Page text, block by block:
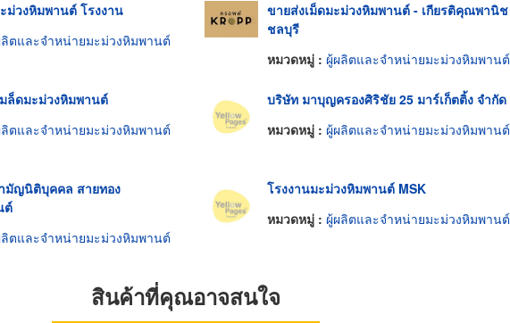
ม่วงหิมพานต์ โรงงาน
ตและจำหน่ายมะม่วงหิมพานต์
ขายส่งเม็ดมะม่วงหิมพานต์ - เกียรติคุณพานิช
ชลบุรี
หมวดหมู่ : ผู้ผลิตและจำหน่ายมะม่วงหิมพานต์
มล็ดมะม่วงหิมพานต์
ตและจำหน่ายมะม่วงหิมพานต์
บริษัท มาบุญครองศิริชัย 25 มาร์เก็ตติ้ง จำกัด
หมวดหมู่ : ผู้ผลิตและจำหน่ายมะม่วงหิมพานต์
มัญนิติบุคคล สายทอง
ต์
ตและจำหน่ายมะม่วงหิมพานต์
โรงงานมะม่วงหิมพานต์ MSK
หมวดหมู่ : ผู้ผลิตและจำหน่ายมะม่วงหิมพานต์
สินค้าที่คุณอาจสนใจ